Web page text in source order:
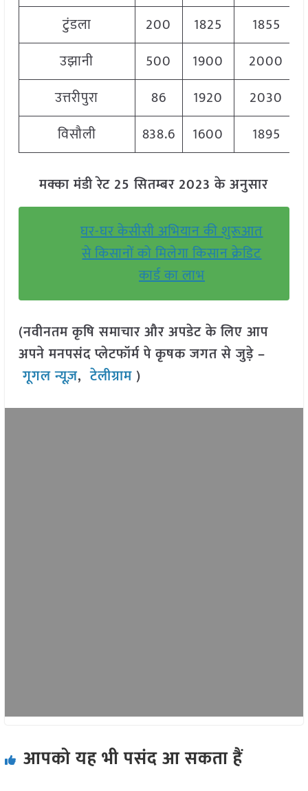
टुंडला
200 1825
1855
उझानी
500 1900
2000
उत्तरीपुरा
86 1920
2030
विसौली
838.6 1600 1895
मक्का मंडी रेट 25 सितम्बर 2023 के अनुसार
घर-घर केसीसी अभियान की शुरूआत
से किसानों को मिलेगा किसान क्रेडिट
कार्ड का लाभ
(नवीनतम कृषि समाचार और अपडेट के लिए आप
अपने मनपसंद प्लेटफॉर्म पे कृषक जगत से जुड़े –
गूगल न्यूज़,टेलीग्राम )
आपको यह भी पसंद आ सकता हैं